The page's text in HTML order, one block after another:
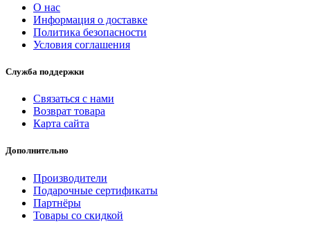
О нас
Информация о доставке
Политика безопасности
Условия соглашения
Служба поддержки
Связаться с нами
Возврат товара
Карта сайта
Дополнительно
Производители
Подарочные сертификаты
Партнёры
Товары со скидкой